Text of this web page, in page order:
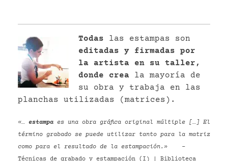
Todas las estampas son
editadas y firmadas por
la artista en su taller,
donde crea la mayoría de
su obra y trabaja en las
planchas utilizadas (matrices).
«… estampa es una obra gráfica original múltiple […] El
término grabado se puede utilizar tanto para la matriz
como para el resultado de la estampación.» –
Técnicas de grabado y estampación (I) | Biblioteca